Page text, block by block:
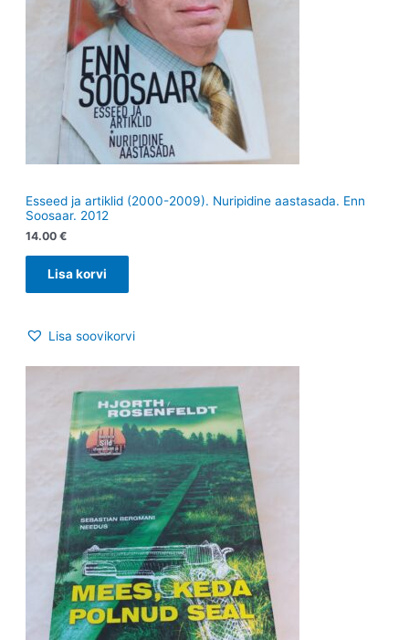
Esseed ja artiklid (2000-2009). Nuripidine aastasada. Enn
Soosaar. 2012
14.00 €
Lisa korvi
Lisa soovikorvi